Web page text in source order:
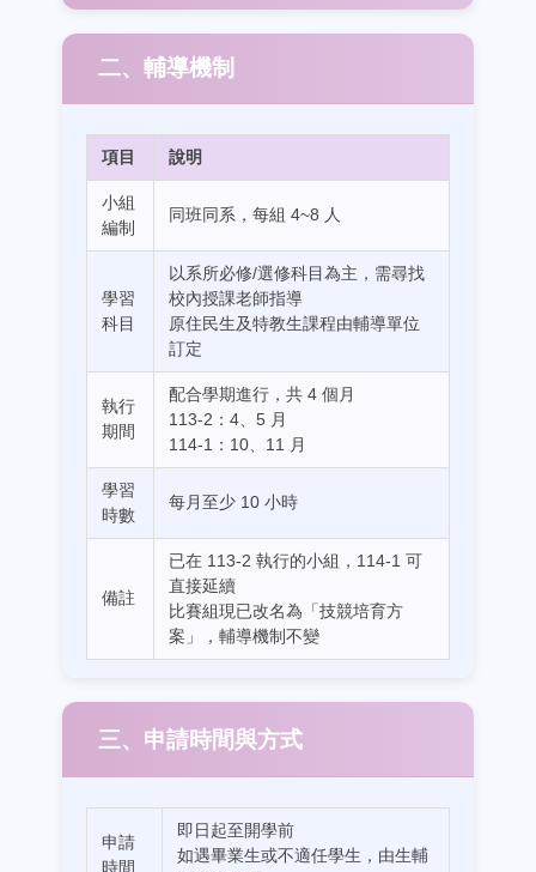
二、輔導機制
項目 說明
小組
編制
同班同系，每組 4~8 人
學習
科目
以系所必修/選修科目為主，需尋找
校內授課老師指導
原住民生及特教生課程由輔導單位
訂定
執行
期間
配合學期進行，共 4 個月
113-2：4、5 月
114-1：10、11 月
學習
時數
每月至少 10 小時
備註
已在 113-2 執行的小組，114-1 可
直接延續
比賽組現已改名為「技競培育方
案」，輔導機制不變
三、申請時間與方式
申請
時間
即日起至開學前
如遇畢業生或不適任學生，由生輔